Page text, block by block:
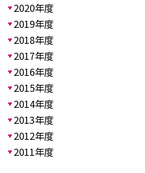
2020年度
2019年度
2018年度
2017年度
2016年度
2015年度
2014年度
2013年度
2012年度
2011年度